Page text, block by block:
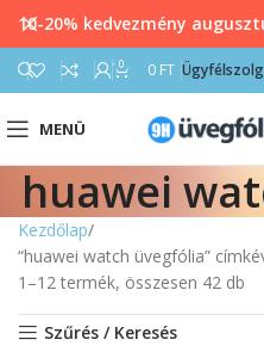
0 0 FT
MENÜ
huawei
Kezdőlap
“huawei watch üvegfólia”
1–12 termék, összesen 42 db
Szűrés / Keresés
10-20% kedvezmény